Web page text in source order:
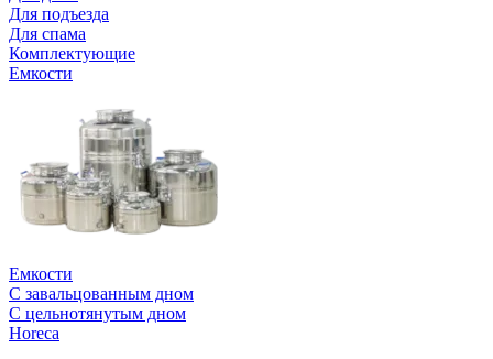
Для подъезда
Для спама
Комплектующие
Емкости
Емкости
С завальцованным дном
С цельнотянутым дном
Horeca